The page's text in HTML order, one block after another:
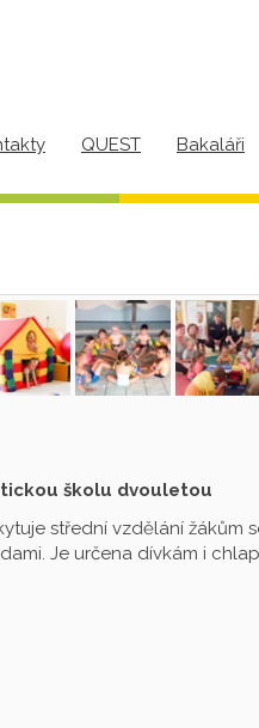
QUEST Bakaláři
školu dvouletou
střední vzdělání žákům
Je určena dívkám i